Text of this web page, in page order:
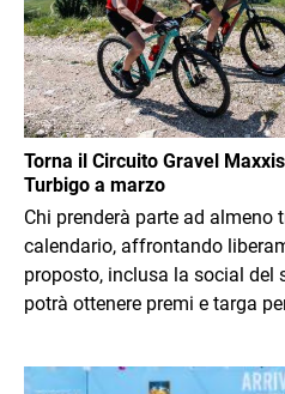
Torna il Circuito Gravel
Turbigo a marzo
Chi prenderà parte ad almeno
calendario, affrontando
proposto, inclusa la social del
potrà ottenere premi e targa
Immagine